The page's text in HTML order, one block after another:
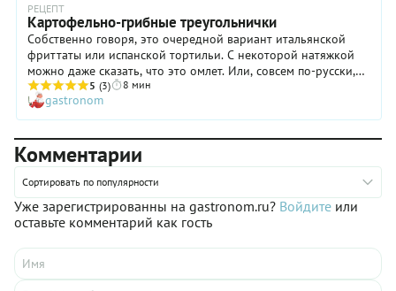
РЕЦЕПТ
Картофельно-грибные треугольнички
Собственно говоря, это очередной вариант итальянской
фриттаты или испанской тортильи. С некоторой натяжкой
можно даже сказать, что это омлет. Или, совсем по-русски,
яичная запеканка, хоть и на сковородке. Впрочем, не важно,
как оно называется: заливаете яйцами овощи или все, что
угодно, а потом обжариваете с обеих сторон до румяной
корочки. Это быстро, вкусно и красиво, а главное – не
стыдно подать даже на праздничный стол.
5 (3) 8 мин
gastronom
Комментарии
Сортировать по популярности
Уже зарегистрированны на gastronom.ru? Войдите или
оставьте комментарий как гость